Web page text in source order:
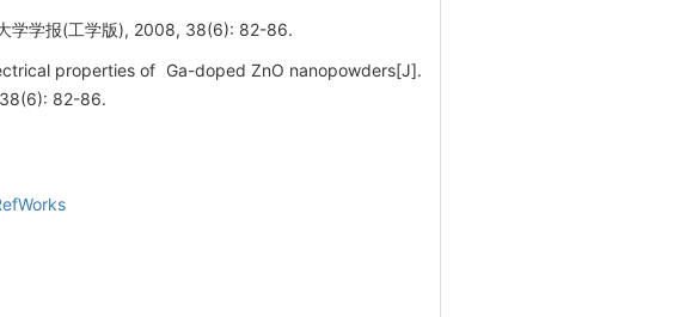
学学报(工学版), 2008, 38(6): 82-86.
properties of Ga-doped ZnO nanopowders[J].
38(6): 82-86.